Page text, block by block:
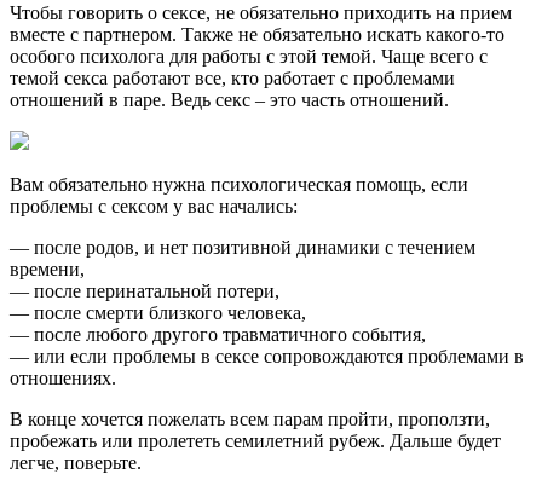
Чтобы говорить о сексе, не обязательно приходить на прием
вместе с партнером. Также не обязательно искать какого-то
особого психолога для работы с этой темой. Чаще всего с
темой секса работают все, кто работает с проблемами
отношений в паре. Ведь секс – это часть отношений.
Вам обязательно нужна психологическая помощь, если
проблемы с сексом у вас начались:
— после родов, и нет позитивной динамики с течением
времени,
— после перинатальной потери,
— после смерти близкого человека,
— после любого другого травматичного события,
— или если проблемы в сексе сопровождаются проблемами в
отношениях.
В конце хочется пожелать всем парам пройти, проползти,
пробежать или пролететь семилетний рубеж. Дальше будет
легче, поверьте.